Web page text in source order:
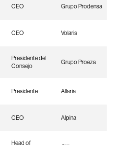
CEO Grupo Prodensa
CEO Volaris
Presidente del
Consejo
Grupo Proeza
Presidente Allaria
CEO Alpina
Head of